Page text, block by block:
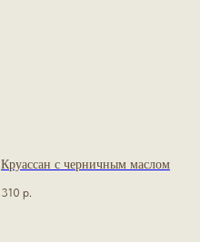
Круассан с черничным маслом
310 р.